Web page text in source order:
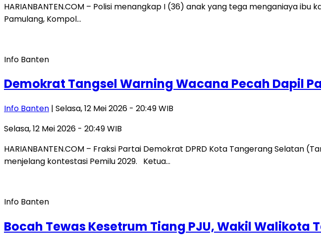
HARIANBANTEN.COM – Polisi menangkap I (36) anak yang tega menganiaya
Pamulang, Kompol…
Info Banten
Demokrat Tangsel Warning Wacana Pecah Dapil
Info Banten | Selasa, 12 Mei 2026 - 20:49 WIB
Selasa, 12 Mei 2026 - 20:49 WIB
HARIANBANTEN.COM – Fraksi Partai Demokrat DPRD Kota Tangerang
menjelang kontestasi Pemilu 2029. Ketua…
Info Banten
Bocah Tewas Kesetrum Tiang PJU, Wakil Walikota